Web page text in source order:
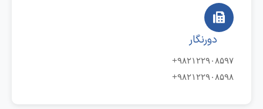
دورنگار
۹۸۲۱۲۲۹۰۸۵۹۷+
۹۸۲۱۲۲۹۰۸۵۹۸+